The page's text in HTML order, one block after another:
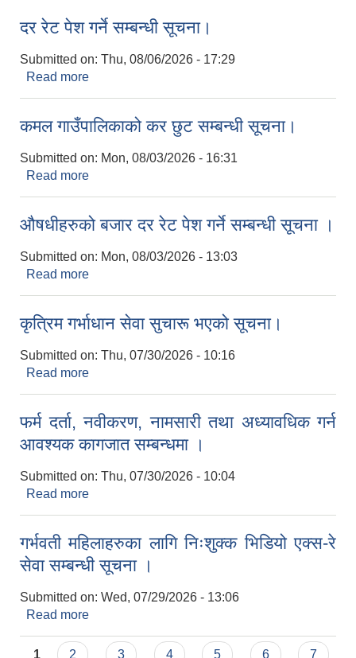
दर रेट पेश गर्ने सम्बन्धी सूचना।
Submitted on: Thu, 08/06/2026 - 17:29
Read more
कमल गाउँपालिकाको कर छुट सम्बन्धी सूचना।
Submitted on: Mon, 08/03/2026 - 16:31
Read more
औषधीहरुको बजार दर रेट पेश गर्ने सम्बन्धी सूचना ।
Submitted on: Mon, 08/03/2026 - 13:03
Read more
कृत्रिम गर्भाधान सेवा सुचारू भएको सूचना।
Submitted on: Thu, 07/30/2026 - 10:16
Read more
फर्म दर्ता, नवीकरण, नामसारी तथा अध्यावधिक गर्न
आवश्यक कागजात सम्बन्धमा ।
Submitted on: Thu, 07/30/2026 - 10:04
Read more
गर्भवती महिलाहरुका लागि निःशुक्क भिडियो एक्स-रे
सेवा सम्बन्धी सूचना ।
Submitted on: Wed, 07/29/2026 - 13:06
Read more
1 2 3 4 5 6
7